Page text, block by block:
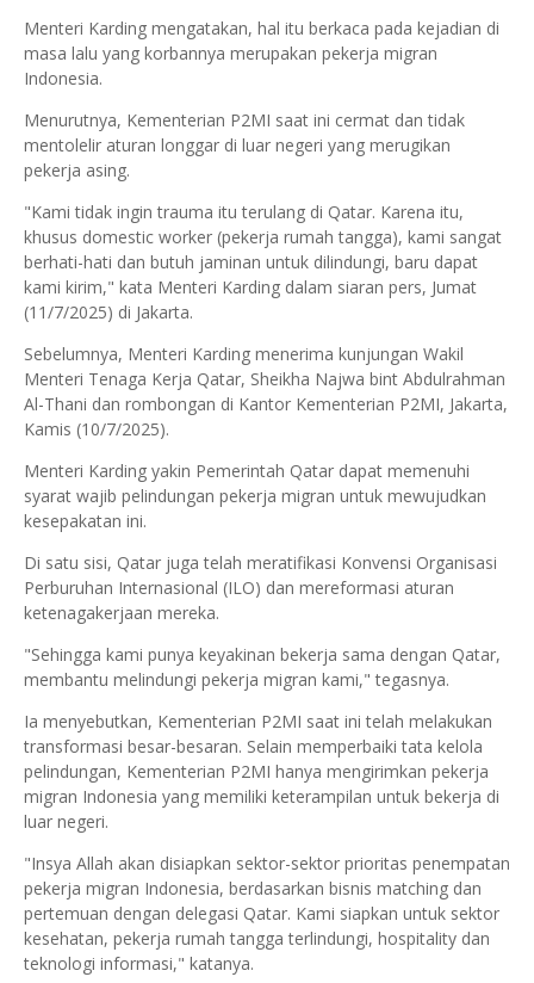
Menteri Karding mengatakan, hal itu berkaca pada kejadian di
masa lalu yang korbannya merupakan pekerja migran
Indonesia.
Menurutnya, Kementerian P2MI saat ini cermat dan tidak
mentolelir aturan longgar di luar negeri yang merugikan
pekerja asing.
"Kami tidak ingin trauma itu terulang di Qatar. Karena itu,
khusus domestic worker (pekerja rumah tangga), kami sangat
berhati-hati dan butuh jaminan untuk dilindungi, baru dapat
kami kirim," kata Menteri Karding dalam siaran pers, Jumat
(11/7/2025) di Jakarta.
Sebelumnya, Menteri Karding menerima kunjungan Wakil
Menteri Tenaga Kerja Qatar, Sheikha Najwa bint Abdulrahman
Al-Thani dan rombongan di Kantor Kementerian P2MI, Jakarta,
Kamis (10/7/2025).
Menteri Karding yakin Pemerintah Qatar dapat memenuhi
syarat wajib pelindungan pekerja migran untuk mewujudkan
kesepakatan ini.
Di satu sisi, Qatar juga telah meratifikasi Konvensi Organisasi
Perburuhan Internasional (ILO) dan mereformasi aturan
ketenagakerjaan mereka.
"Sehingga kami punya keyakinan bekerja sama dengan Qatar,
membantu melindungi pekerja migran kami," tegasnya.
Ia menyebutkan, Kementerian P2MI saat ini telah melakukan
transformasi besar-besaran. Selain memperbaiki tata kelola
pelindungan, Kementerian P2MI hanya mengirimkan pekerja
migran Indonesia yang memiliki keterampilan untuk bekerja di
luar negeri.
"Insya Allah akan disiapkan sektor-sektor prioritas penempatan
pekerja migran Indonesia, berdasarkan bisnis matching dan
pertemuan dengan delegasi Qatar. Kami siapkan untuk sektor
kesehatan, pekerja rumah tangga terlindungi, hospitality dan
teknologi informasi," katanya.